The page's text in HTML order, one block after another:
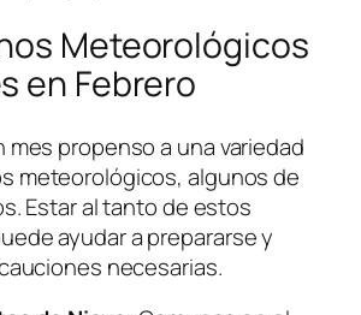
Meteorológicos
en Febrero
mes propenso a una variedad
meteorológicos, algunos de
Estar al tanto de estos
ayudar a prepararse y
necesarias.